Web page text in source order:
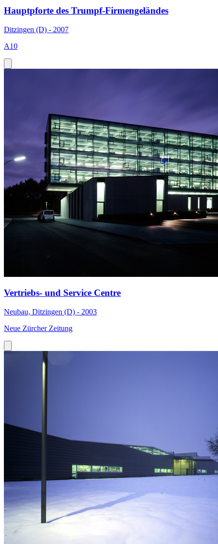
Hauptpforte des Trumpf-Firmengeländes
Ditzingen (D) - 2007
A10
Vertriebs- und Service Centre
Neubau, Ditzingen (D) - 2003
Neue Zürcher Zeitung